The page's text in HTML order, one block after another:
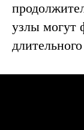
узлы могут